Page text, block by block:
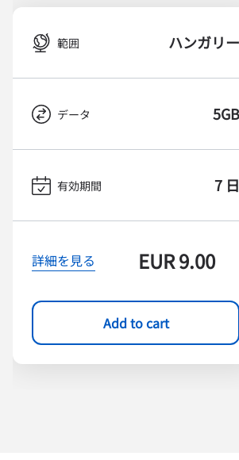
範囲 ハンガリー
データ 5GB
有効期間 7 日
詳細を見る EUR9.00
Add to cart